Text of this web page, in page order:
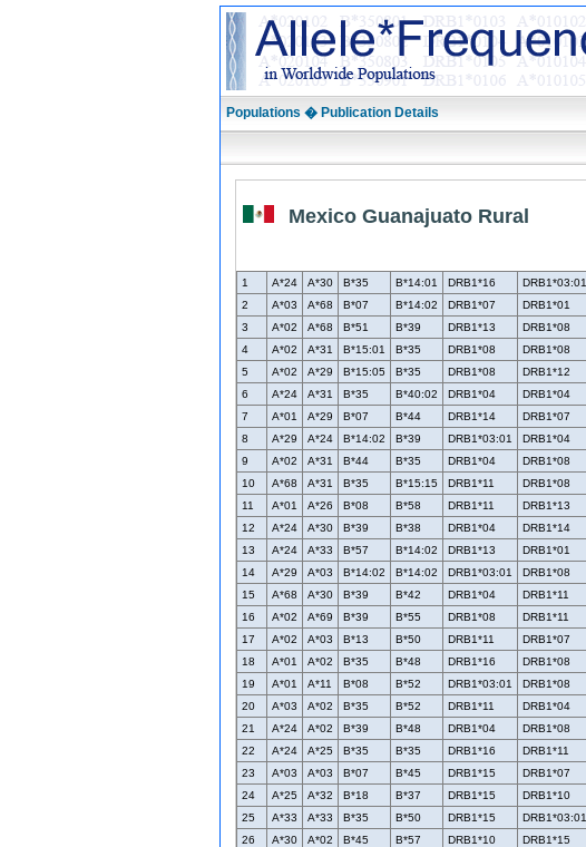
Populations � Publication Details
Mexico Guanajuato Rural
1 A*24 A*30 B*35 B*14:01 DRB1*16 DRB1*03:01
2
A*03 A*68 B*07 B*14:02 DRB1*07 DRB1*01
3
A*02 A*68 B*51 B*39 DRB1*13 DRB1*08
4
A*02 A*31 B*15:01 B*35 DRB1*08 DRB1*08
5
A*02 A*29 B*15:05 B*35 DRB1*08 DRB1*12
6
A*24 A*31 B*35 B*40:02 DRB1*04 DRB1*04
7
A*01 A*29 B*07 B*44 DRB1*14 DRB1*07
8
A*29 A*24 B*14:02 B*39 DRB1*03:01 DRB1*04
9
A*02 A*31 B*44 B*35 DRB1*04 DRB1*08
10
A*68 A*31 B*35 B*15:15 DRB1*11 DRB1*08
11
A*01 A*26 B*08 B*58 DRB1*11 DRB1*13
12
A*24 A*30 B*39 B*38 DRB1*04 DRB1*14
13
A*24 A*33 B*57 B*14:02 DRB1*13 DRB1*01
14
A*29 A*03 B*14:02 B*14:02 DRB1*03:01 DRB1*08
15
A*68 A*30 B*39 B*42 DRB1*04 DRB1*11
16
A*02 A*69 B*39 B*55 DRB1*08 DRB1*11
17
A*02 A*03 B*13 B*50 DRB1*11 DRB1*07
18
A*01 A*02 B*35 B*48 DRB1*16 DRB1*08
19
A*01 A*11 B*08 B*52 DRB1*03:01 DRB1*08
20
A*03 A*02 B*35 B*52 DRB1*11 DRB1*04
21
A*24 A*02 B*39 B*48 DRB1*04 DRB1*08
22
A*24 A*25 B*35 B*35 DRB1*16 DRB1*11
23
A*03 A*03 B*07 B*45 DRB1*15 DRB1*07
24
A*25 A*32 B*18 B*37 DRB1*15 DRB1*10
25
A*33 A*33 B*35 B*50 DRB1*15 DRB1*03:01
26
A*30 A*02 B*45 B*57 DRB1*10 DRB1*15